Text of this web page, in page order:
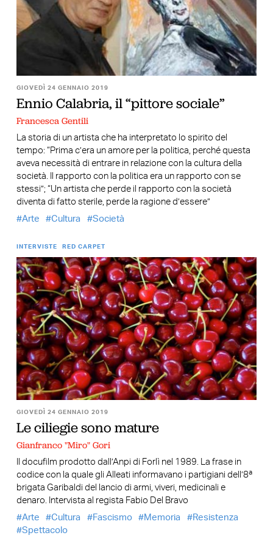
GIOVEDÌ 24 GENNAIO 2019
Ennio Calabria, il “pittore sociale”
Francesca Gentili
La storia di un artista che ha interpretato lo spirito del
tempo: “Prima c’era un amore per la politica, perché questa
aveva necessità di entrare in relazione con la cultura della
società. Il rapporto con la politica era un rapporto con se
stessi”; “Un artista che perde il rapporto con la società
diventa di fatto sterile, perde la ragione d’essere”
Arte
Cultura Società
INTERVISTE RED CARPET
GIOVEDÌ 24 GENNAIO 2019
Le ciliegie sono mature
Gianfranco "Miro" Gori
Il docufilm prodotto dall’Anpi di Forlì nel 1989. La frase in
codice con la quale gli Alleati informavano i partigiani dell’8ª
brigata Garibaldi del lancio di armi, viveri, medicinali e
denaro. Intervista al regista Fabio Del Bravo
Arte
Cultura Fascismo Memoria
Resistenza
Spettacolo